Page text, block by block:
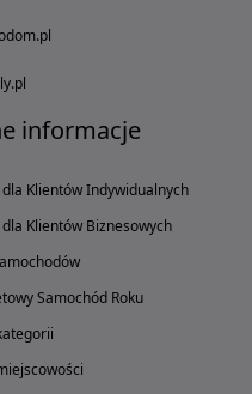
informacje
Klientów Indywidualnych
Klientów Biznesowych
Samochód Roku